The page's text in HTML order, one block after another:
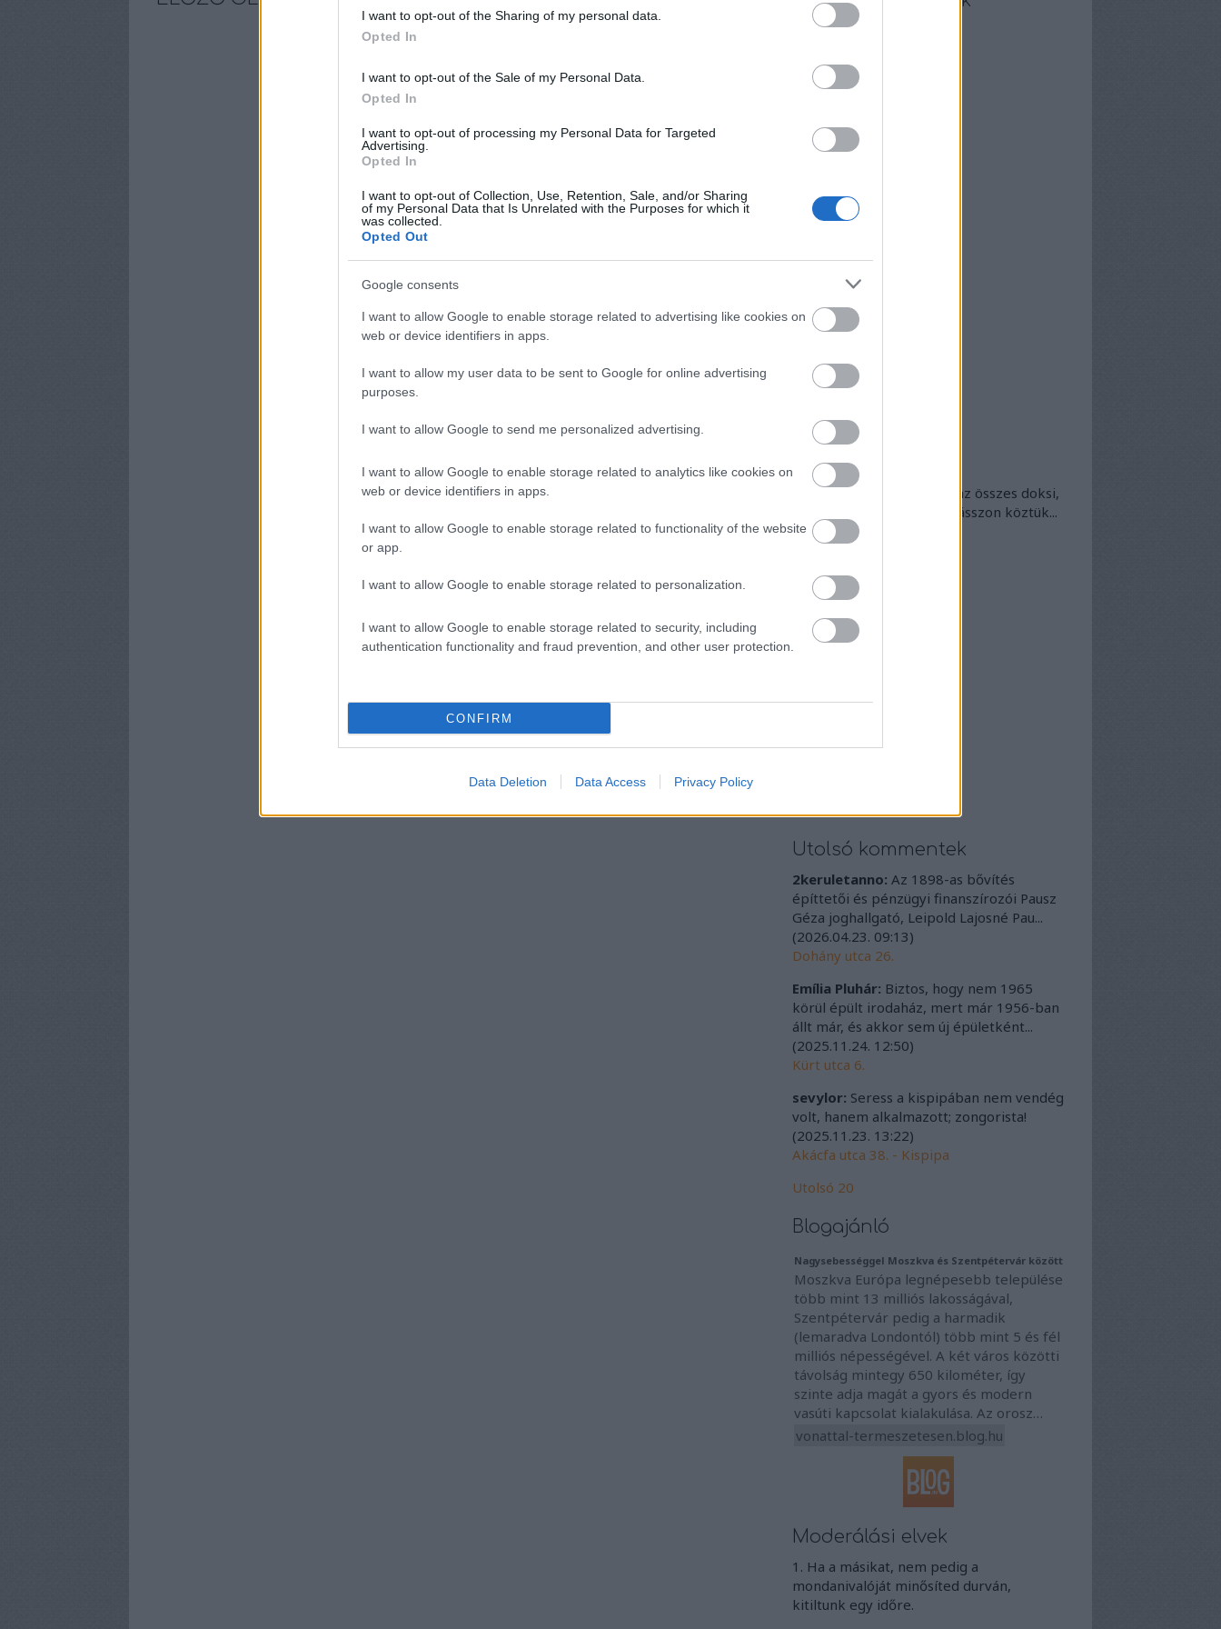
I want to opt-out of the Sharing of my personal data.
Opted In
I want to opt-out of the Sale of my Personal Data.
Opted In
I want to opt-out of processing my Personal Data for Targeted
Advertising.
Opted In
I want to opt-out of Collection, Use, Retention, Sale, and/or Sharing
of my Personal Data that Is Unrelated with the Purposes for which it
was collected.
Opted Out
Google consents
I want to allow Google to enable storage related to advertising like cookies on
web or device identifiers in apps.
I want to allow my user data to be sent to Google for online advertising
purposes.
I want to allow Google to send me personalized advertising.
I want to allow Google to enable storage related to analytics like cookies on
web or device identifiers in apps.
I want to allow Google to enable storage related to functionality of the website
or app.
I want to allow Google to enable storage related to personalization.
I want to allow Google to enable storage related to security, including
authentication functionality and fraud prevention, and other user protection.
CONFIRM
Data Deletion Data Access Privacy Policy
Szerzőink
BBP
Demeter Tamás
Devosa Gábor
Fedrid Gábor
Hunvald György
Hunwald György
Kispál Tibor
Németh Gábor
Payns
Dokumentumtár
Dokumentumok
Itt egyben található meg az összes doksi,
akinek van kedve - bogarásszon köztük...
2025 szeptember
2025 április
2025 március
2025 február
2024 augusztus
Tovább...
Utolsó kommentek
2keruletanno: Az 1898-as bővítés
építtetői és pénzügyi finanszírozói Pausz
Géza joghallgató, Leipold Lajosné Pau...
(2026.04.23. 09:13)
Dohány utca 26.
Emília Pluhár: Biztos, hogy nem 1965
körül épült irodaház, mert már 1956-ban
állt már, és akkor sem új épületként...
(2025.11.24. 12:50)
Kürt utca 6.
sevylor: Seress a kispipában nem vendég
volt, hanem alkalmazott; zongorista!
(2025.11.23. 13:22)
Akácfa utca 38. - Kispipa
Utolsó 20
Blogajánló
Nagysebességgel Moszkva és Szentpétervár között
Moszkva Európa legnépesebb települése
több mint 13 milliós lakosságával,
Szentpétervár pedig a harmadik
(lemaradva Londontól) több mint 5 és fél
milliós népességével. A két város közötti
távolság mintegy 650 kilométer, így
szinte adja magát a gyors és modern
vasúti kapcsolat kialakulása. Az orosz…
vonattal-termeszetesen.blog.hu
Moderálási elvek
1. Ha a másikat, nem pedig a
mondanivalóját minősíted durván,
kitiltunk egy időre.